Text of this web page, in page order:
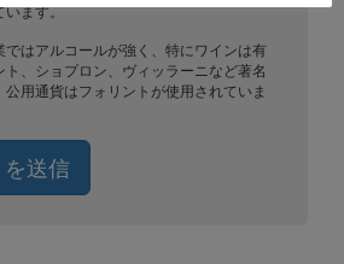
います。
はアルコールが強く、特にワインは有
、ショプロン、ヴィッラーニなど著名
用通貨はフォリントが使用されていま
を送信